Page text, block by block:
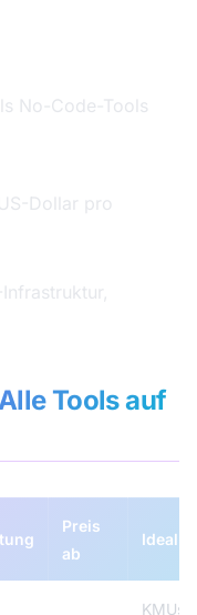
No-Code-Tools
Dollar pro
Tools auf
Preis
ab
Ideal
KMUs,